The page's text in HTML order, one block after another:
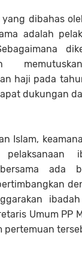
dibahas
adalah
haji pada
dukungan
Islam,
ada
Umum PP
pertemuan